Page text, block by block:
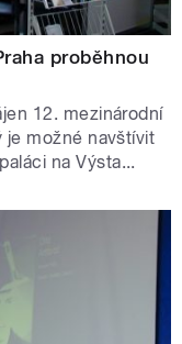
proběhnou
12. mezinárodní
je možné navštívit
na Výsta...